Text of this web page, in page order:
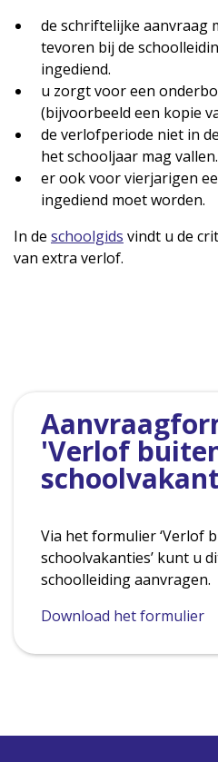
de schriftelijke aanvraag
tevoren bij de
ingediend.
u zorgt voor een
(bijvoorbeeld een kopie
de verlofperiode niet in
het schooljaar mag vallen.
er ook voor vierjarigen
ingediend moet worden.
In de schoolgids vindt u de
van extra verlof.
'Verlof
Via het formulier ‘Verlof
schoolvakanties’ kunt u
schoolleiding aanvragen.
Download het formulier